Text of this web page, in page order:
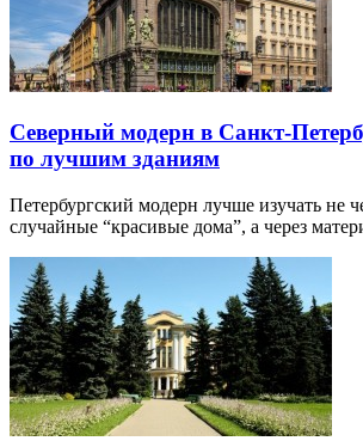
Северный модерн в Санкт-
по лучшим зданиям
Петербургский модерн лучше изучать не
случайные “красивые дома”, а через